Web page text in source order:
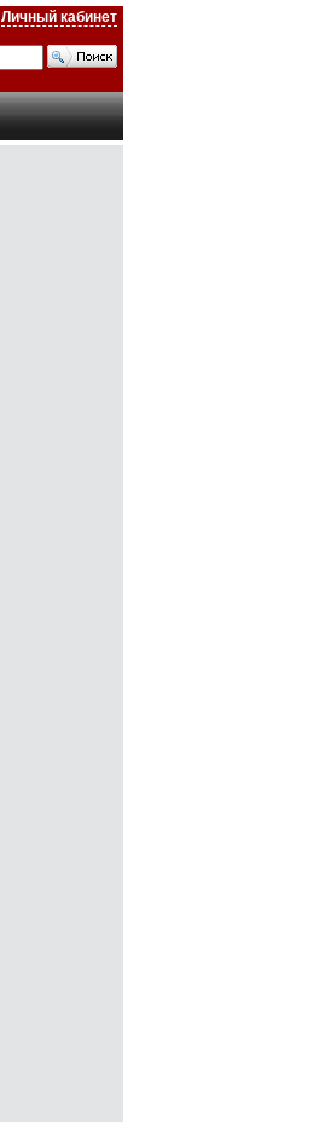
Личный кабинет